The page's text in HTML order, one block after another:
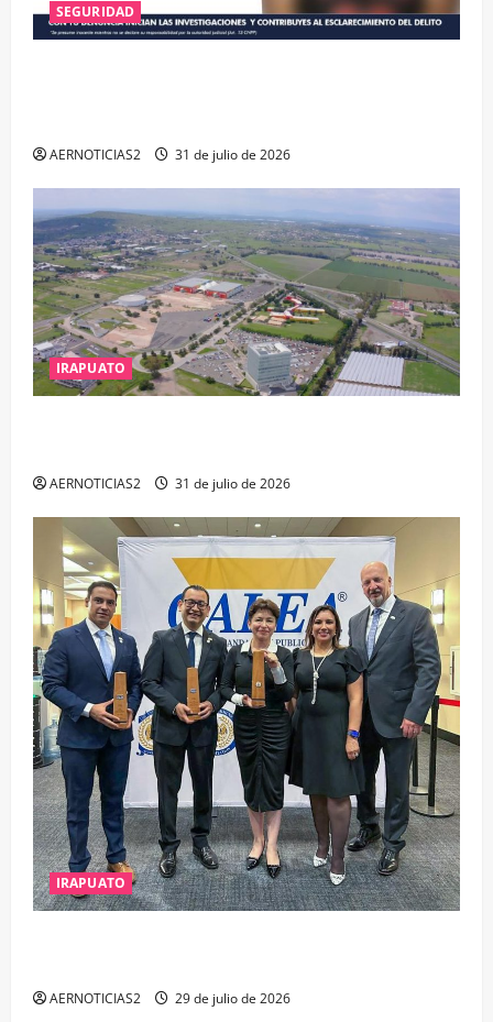
SEGURIDAD
AERNOTICIAS2 31 de julio de 2026
IRAPUATO
AERNOTICIAS2 31 de julio de 2026
IRAPUATO
AERNOTICIAS2 29 de julio de 2026